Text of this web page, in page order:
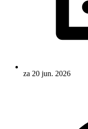
za 20 jun. 2026